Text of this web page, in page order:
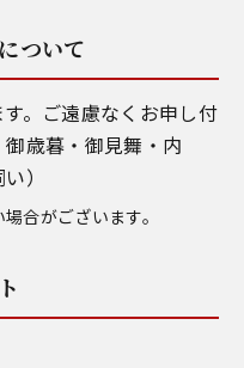
ついて
。ご遠慮なくお申し付
歳暮・御見舞・内
）
合がございます。